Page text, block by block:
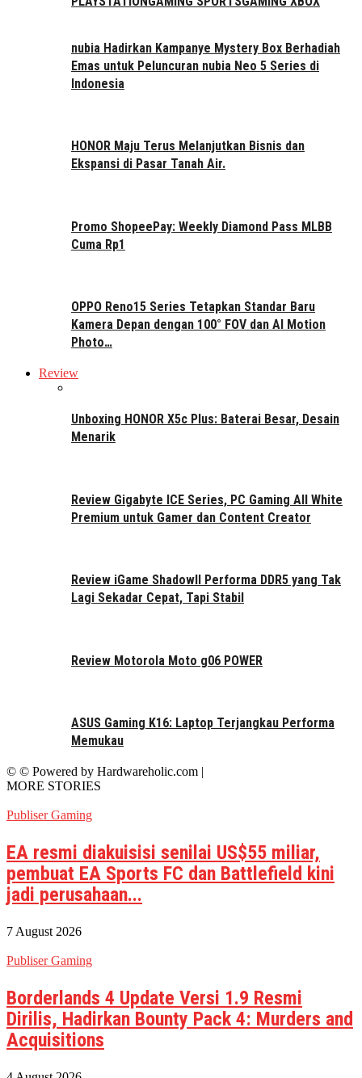
nubia Hadirkan Kampanye Mystery Box Berhadiah
Emas untuk Peluncuran nubia Neo 5 Series di
Indonesia
HONOR Maju Terus Melanjutkan Bisnis dan
Ekspansi di Pasar Tanah Air.
Promo ShopeePay: Weekly Diamond Pass MLBB
Cuma Rp1
OPPO Reno15 Series Tetapkan Standar Baru
Kamera Depan dengan 100° FOV dan AI Motion
Photo…
Review
Unboxing HONOR X5c Plus: Baterai Besar, Desain
Menarik
Review Gigabyte ICE Series, PC Gaming All White
Premium untuk Gamer dan Content Creator
Review iGame ShadowII Performa DDR5 yang Tak
Lagi Sekadar Cepat, Tapi Stabil
Review Motorola Moto g06 POWER
ASUS Gaming K16: Laptop Terjangkau Performa
Memukau
© © Powered by Hardwareholic.com |
MORE STORIES
Publiser Gaming
EA resmi diakuisisi senilai US$55 miliar,
pembuat EA Sports FC dan Battlefield kini
jadi perusahaan...
7 August 2026
Publiser Gaming
Borderlands 4 Update Versi 1.9 Resmi
Dirilis, Hadirkan Bounty Pack 4: Murders and
Acquisitions